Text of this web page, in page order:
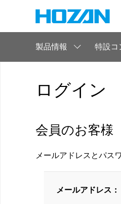
製品情報 特設コ
ログイン
会員のお客様
メールアドレスとパス
メールアドレス：